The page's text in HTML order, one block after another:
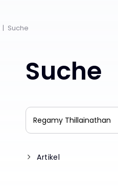
Suche
Suche
Artikel